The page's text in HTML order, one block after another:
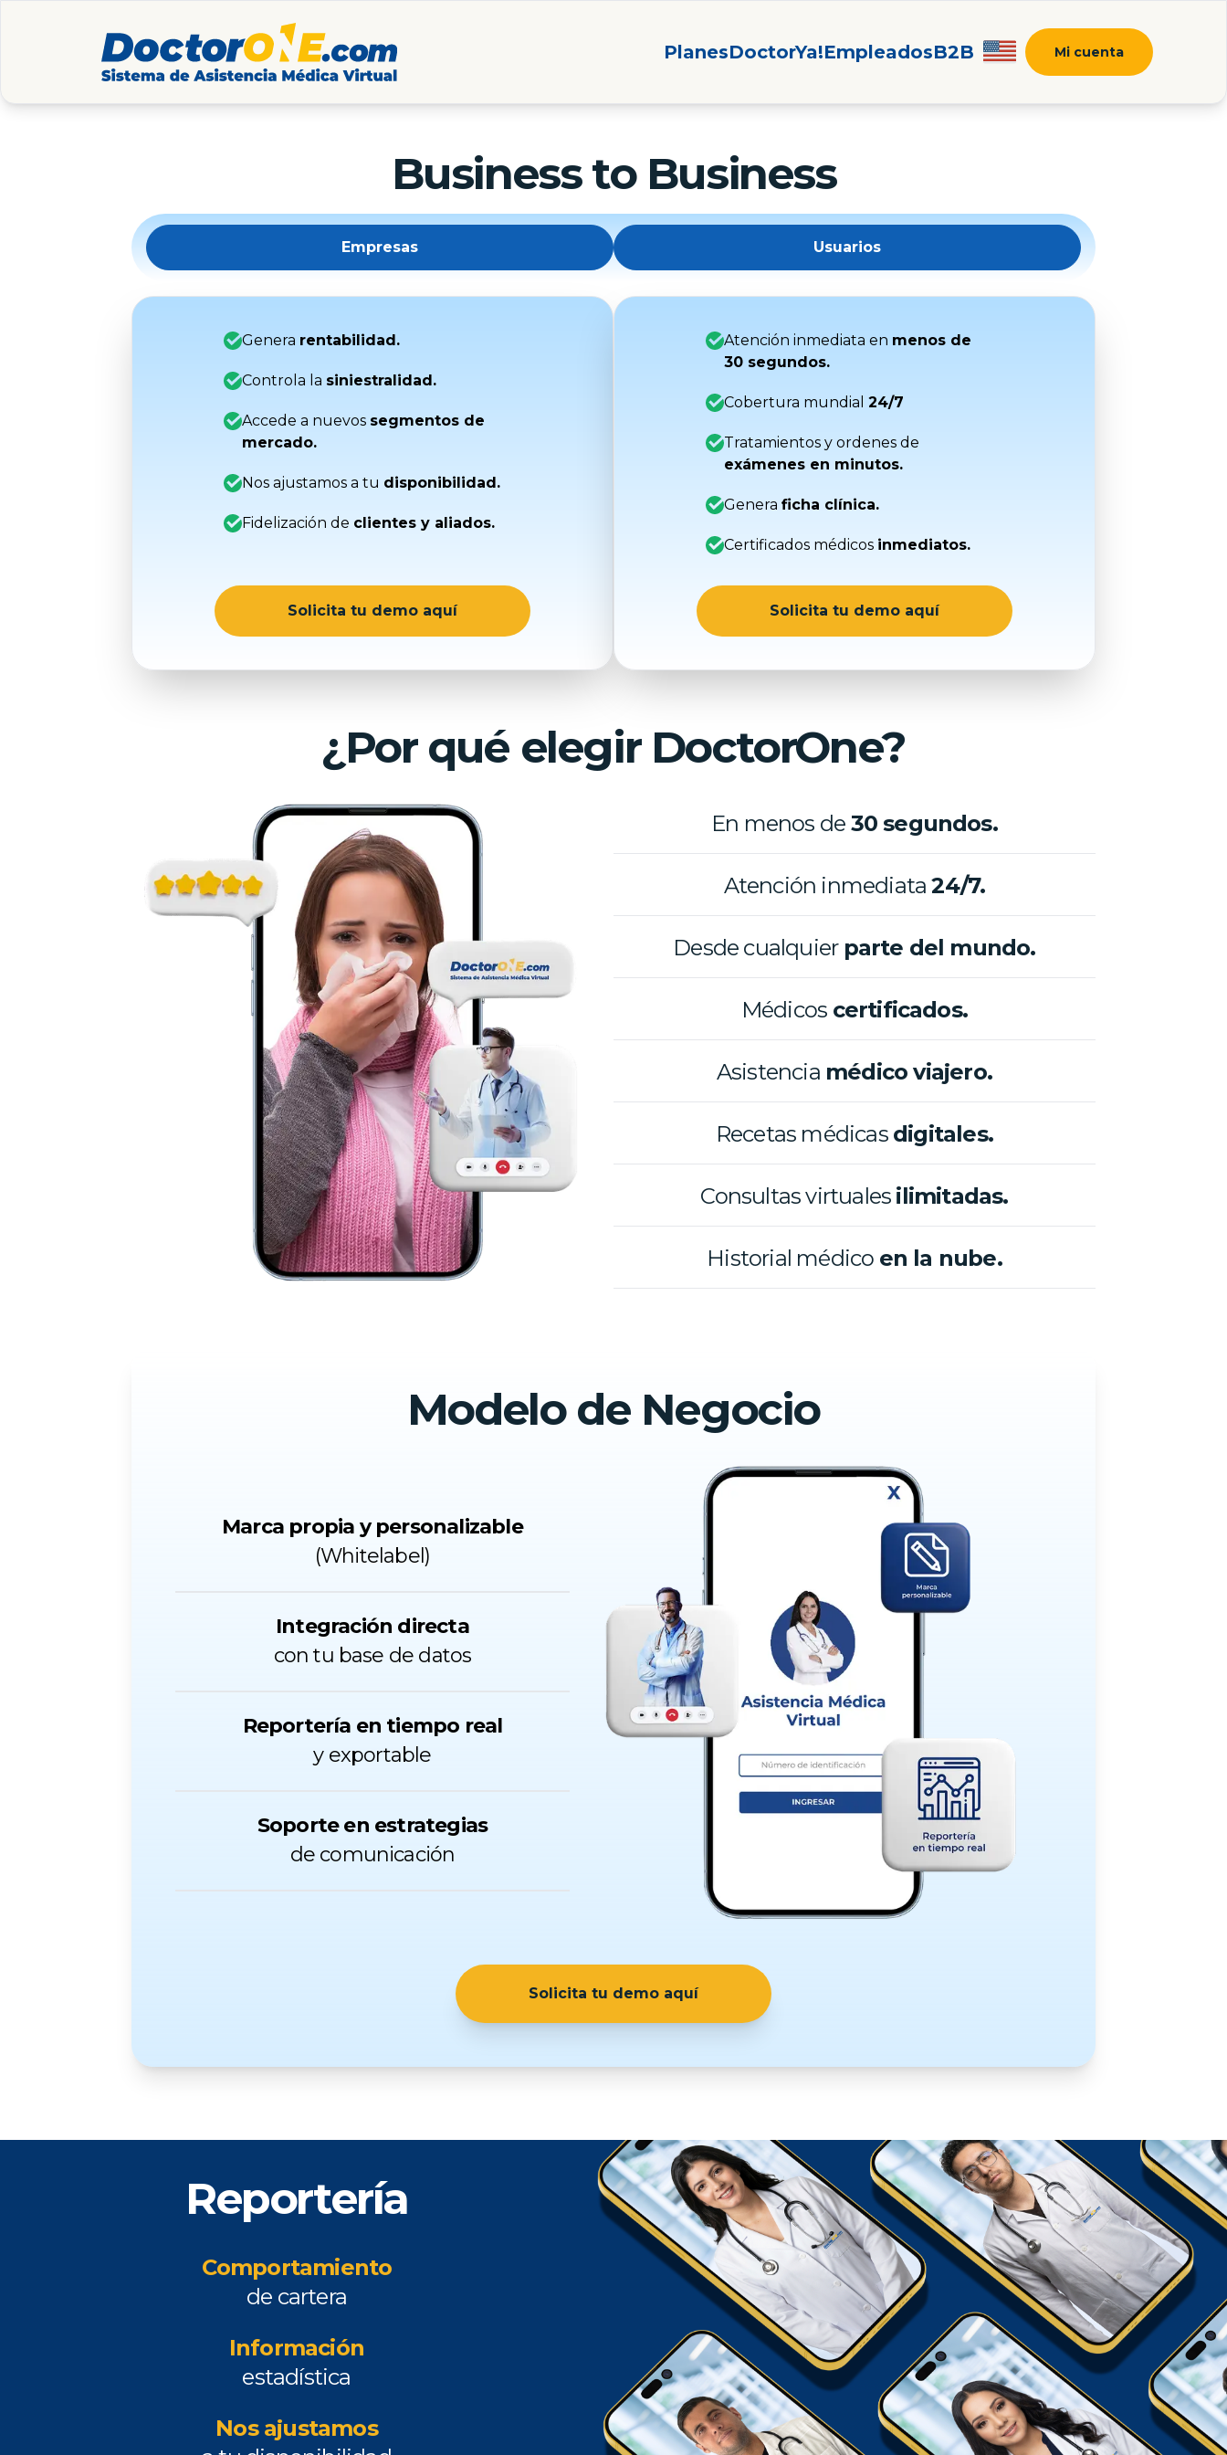
PlanesDoctorYa!EmpleadosB2B Mi cuenta
Business to Business
Empresas Usuarios
Genera rentabilidad.
Controla la siniestralidad.
Accede a nuevos segmentos de
mercado.
Nos ajustamos a tu disponibilidad.
Fidelización de clientes y aliados.
Solicita tu demo aquí
Atención inmediata en menos de
30 segundos.
Cobertura mundial 24/7
Tratamientos y ordenes de
exámenes en minutos.
Genera ficha clínica.
Certificados médicos inmediatos.
Solicita tu demo aquí
¿Por qué elegir DoctorOne?
En menos de 30 segundos.
Atención inmediata 24/7.
Desde cualquier parte del mundo.
Médicos certificados.
Asistencia médico viajero.
Recetas médicas digitales.
Consultas virtuales ilimitadas.
Historial médico en la nube.
Modelo de Negocio
Marca propia y personalizable
(Whitelabel)
Integración directa
con tu base de datos
Reportería en tiempo real
y exportable
Soporte en estrategias
de comunicación
Solicita tu demo aquí
Reportería
Comportamiento
de cartera
Información
estadística
Nos ajustamos